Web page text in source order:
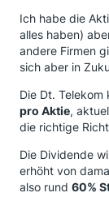
Ich habe die
alles haben)
andere Firmen
sich aber in
Die Dt.
pro Aktie,
die richtige
Die Dividende
erhöht von
also rund 60%